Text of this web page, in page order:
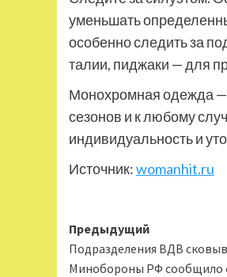
уменьшать
особенно следить за
талии, пиджаки — для
Монохромная одежда —
сезонов и к любому
индивидуальность и
Источник:womanhit.ru
Навигация
записи
Предыдущий
Подразделения ВДВ
Минобороны РФ сообщило